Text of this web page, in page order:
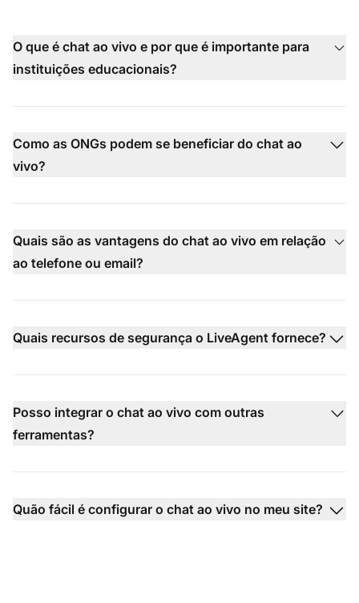
O que é chat ao vivo e por que é importante para
instituições educacionais?
Como as ONGs podem se beneficiar do chat ao
vivo?
Quais são as vantagens do chat ao vivo em relação
ao telefone ou email?
Quais recursos de segurança o LiveAgent fornece?
Posso integrar o chat ao vivo com outras
ferramentas?
Quão fácil é configurar o chat ao vivo no meu site?